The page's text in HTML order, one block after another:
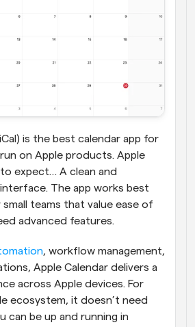
is the best calendar app for
on Apple products. Apple
expect… A clean and
The app works best
teams that value ease of
advanced features.
, workflow management,
Apple Calendar delivers a
across Apple devices. For
ecosystem, it doesn’t need
can be up and running in